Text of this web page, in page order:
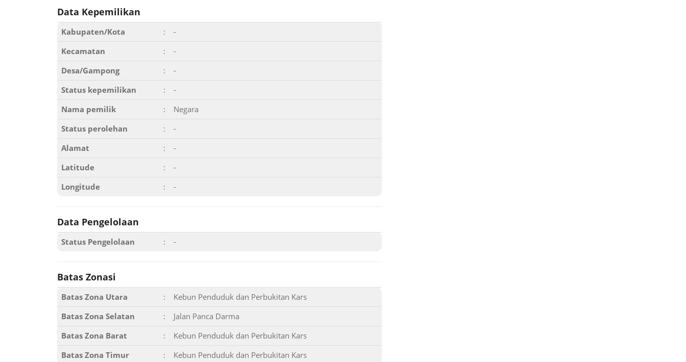
Data Kepemilikan
Kabupaten/Kota :
-
Kecamatan
:
-
Desa/Gampong
:
-
Status kepemilikan
:
-
Nama pemilik
:
Negara
Status perolehan
:
-
Alamat
:
-
Latitude
:
-
Longitude
: -
Data Pengelolaan
Status Pengelolaan : -
Batas Zonasi
Batas Zona Utara :
Kebun Penduduk dan Perbukitan Kars
Batas Zona Selatan
:
Jalan Panca Darma
Batas Zona Barat
:
Kebun Penduduk dan Perbukitan Kars
Batas Zona Timur
: Kebun Penduduk dan Perbukitan Kars